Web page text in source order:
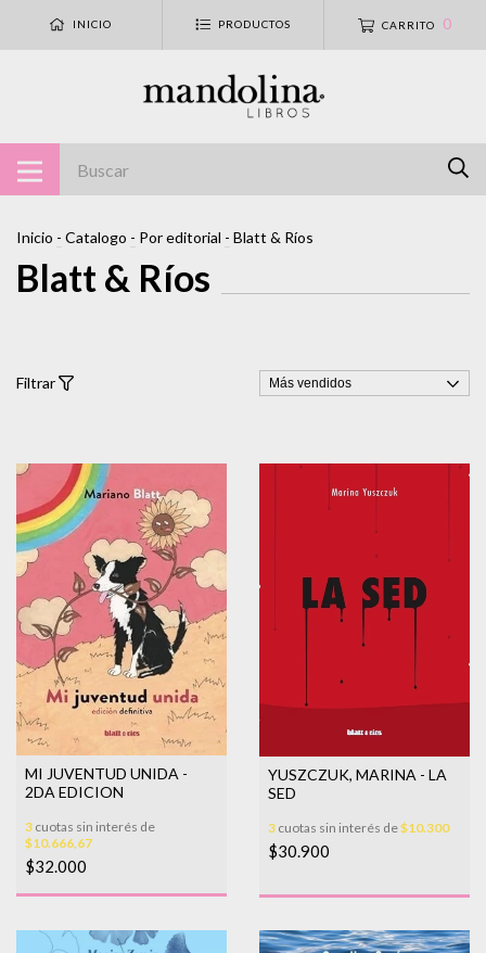
INICIO PRODUCTOS CARRITO 0
Inicio - Catalogo - Por editorial - Blatt & Ríos
Blatt & Ríos
Filtrar
MI JUVENTUD UNIDA -
2DA EDICION
3 cuotas sin interés de
$10.666,67
$32.000
YUSZCZUK, MARINA - LA
SED
3 cuotas sin interés de$10.300
$30.900